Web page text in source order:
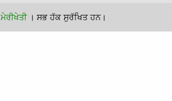
ਮੇਰੀਖੇਤੀ। ਸਭ ਹੱਕ ਸੁਰੱਖਿਤ ਹਨ।